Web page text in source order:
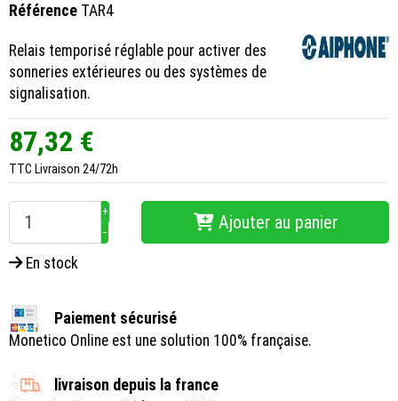
Référence TAR4
Relais temporisé réglable pour activer des
sonneries extérieures ou des systèmes de
signalisation.
87,32 €
TTC Livraison 24/72h
+
−
Ajouter au panier
En stock
Paiement sécurisé
Monetico Online est une solution 100% française.
livraison depuis la france